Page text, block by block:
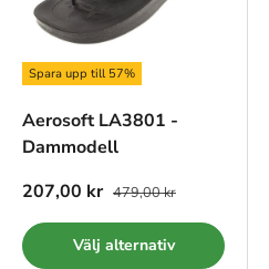
Spara upp till 57%
Aerosoft LA3801 -
Dammodell
207,00 kr 479,00 kr
Välj alternativ